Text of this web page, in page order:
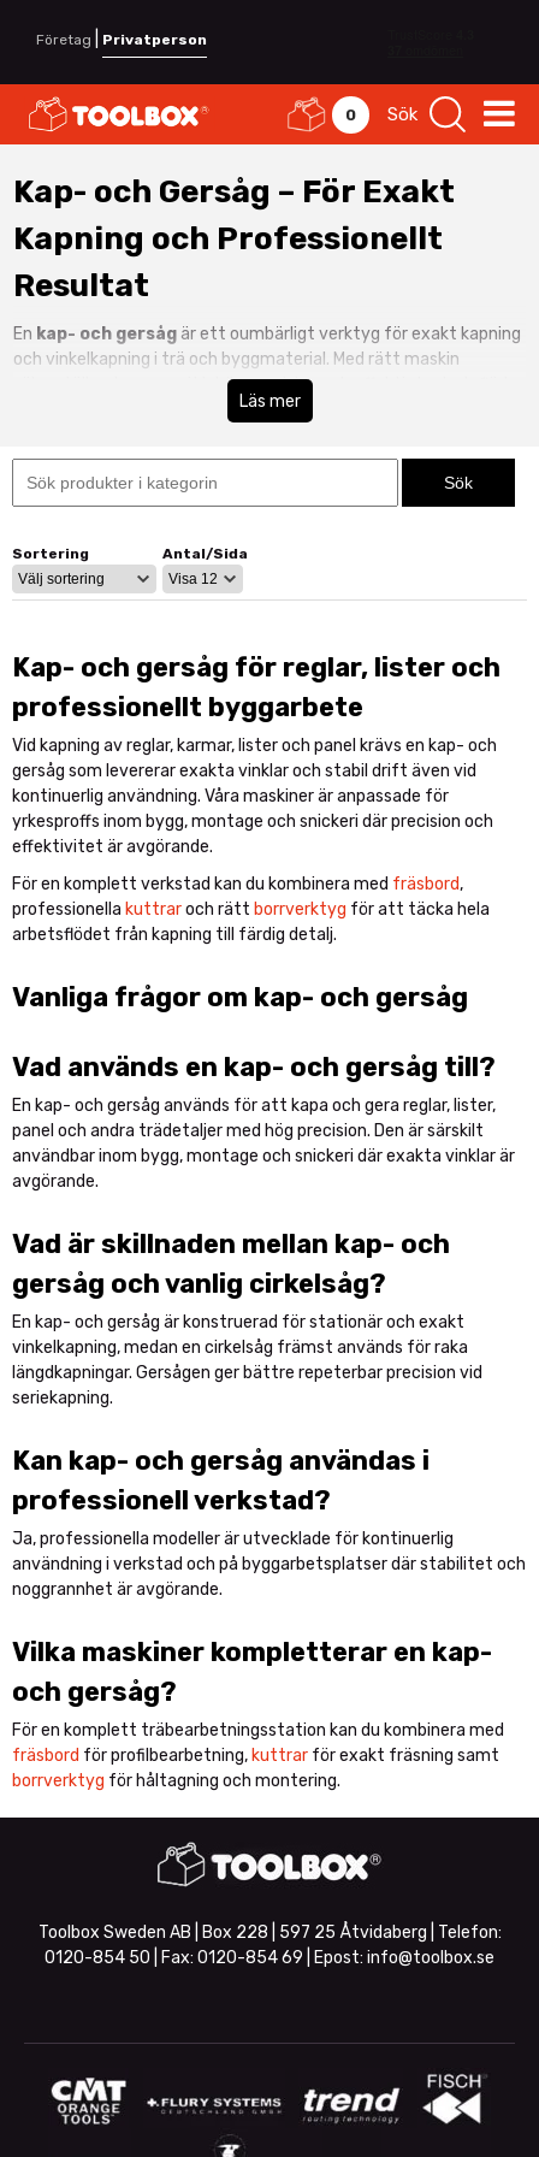
Företag Privatperson
0 Sök
Kap- och Gersåg – För Exakt
Kapning och Professionellt
Resultat
En kap- och gersåg är ett oumbärligt verktyg för exakt kapning
och vinkelkapning i trä och byggmaterial. Med rätt maskin
säkerställer du rena snitt, hög precision och effektivt arbetsflöde
inom snickeri, montage och verkstad.
professionell användning. Se även hela vårt sortiment inom
maskiner & elverktyg
.
För snickeri, bygg och industriell produktion
Kap- och gersågar används vid kapning av reglar, lister, panel och
Exakta geringssnitt
Stabil konstruktion för professionell användning
Effektiv vid serieproduktion
Perfekt för verkstad och montagearbete
Skapa en komplett träbearbetningsstation
För en effektiv verkstad kan kap- och gersåg kombineras med
stabilafräsbord och professionellakuttrarför profil- och
detaljbearbetning.
Vid kompletterande håltagning kan du även använda vårt
Våra kap- och gersågar är utvecklade för verkstäder och
byggarbetsplatser där precision, stabilitet och driftsäkerhet är
avgörande. Med rätt maskin får du exakta snitt och ett effektivt
arbetsflöde i varje projekt.
Köp kap- och gersåg online – För exakt och
effektiv kapning
Toolbox erbjuder kap- och gersågar för professionell användning
inom snickeri, bygg och industriell träproduktion. Beställ online
med snabb leverans och investera i maskiner som levererar
precision och lång livslängd.
Kap- och gersåg för professionell verkstad
Med en kap- och gersåg av hög kvalitet säkerställer du exakta
vinklar, rena snitt och repeterbar precision. Ett självklart val för
yrkesproffs som prioriterar effektivitet, säkerhet och hållbara
resultat.
Läs mer
Sortering Antal/Sida
Kap- och gersåg för reglar, lister och
professionellt byggarbete
Vid kapning av reglar, karmar, lister och panel krävs en kap- och
gersåg som levererar exakta vinklar och stabil drift även vid
kontinuerlig användning. Våra maskiner är anpassade för
yrkesproffs inom bygg, montage och snickeri där precision och
effektivitet är avgörande.
För en komplett verkstad kan du kombinera med fräsbord,
professionella kuttraroch rätt borrverktyg för att täcka hela
arbetsflödet från kapning till färdig detalj.
Vanliga frågor om kap- och gersåg
Vad används en kap- och gersåg till?
En kap- och gersåg används för att kapa och gera reglar, lister,
panel och andra trädetaljer med hög precision. Den är särskilt
användbar inom bygg, montage och snickeri där exakta vinklar är
avgörande.
Vad är skillnaden mellan kap- och
gersåg och vanlig cirkelsåg?
En kap- och gersåg är konstruerad för stationär och exakt
vinkelkapning, medan en cirkelsåg främst används för raka
längdkapningar. Gersågen ger bättre repeterbar precision vid
seriekapning.
Kan kap- och gersåg användas i
professionell verkstad?
Ja, professionella modeller är utvecklade för kontinuerlig
användning i verkstad och på byggarbetsplatser där stabilitet och
noggrannhet är avgörande.
Vilka maskiner kompletterar en kap-
och gersåg?
För en komplett träbearbetningsstation kan du kombinera med
fräsbord för profilbearbetning, kuttrar för exakt fräsning samt
borrverktyg för håltagning och montering.
Toolbox Sweden AB | Box 228 | 597 25 Åtvidaberg | Telefon:
0120-854 50 | Fax: 0120-854 69 | Epost: info@toolbox.se